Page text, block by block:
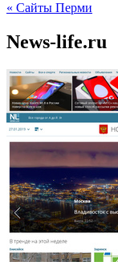
« Сайты Перми
News-life.ru